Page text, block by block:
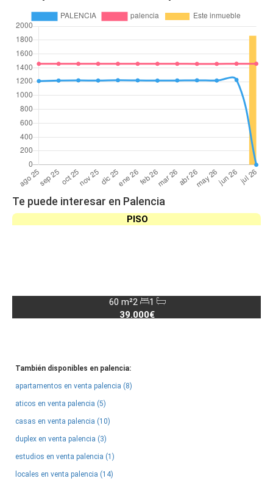
Te puede interesar en Palencia
PISO
60 m²2
1
39.000€
También disponibles en palencia:
apartamentos en venta palencia (8)
aticos en venta palencia (5)
casas en venta palencia (10)
duplex en venta palencia (3)
estudios en venta palencia (1)
locales en venta palencia (14)